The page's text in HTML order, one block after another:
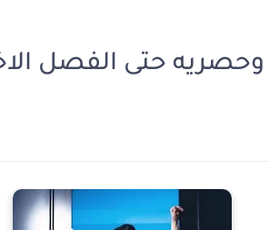
وحصريه حتى الفصل